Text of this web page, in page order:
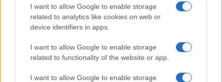
I want to allow Google to enable storage
related to analytics like cookies on web or
device identifiers in apps.
I want to allow Google to enable storage
related to functionality of the website or app.
I want to allow Google to enable storage
Jovanotti, Gabry Ponte e Alfa: Olbia ombelico del
mondo per una notte
Giorgia Meloni a La Maddalena, la vicesindaco:
“Orgoglio e discrezione per visita privata̶…